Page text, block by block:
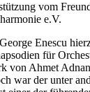
vom
e.V.
Enescu
für
von Ahmet
war der unter